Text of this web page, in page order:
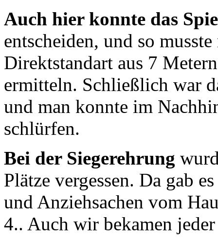
Auch hier konnte das
entscheiden, und so
Direktstandart aus 7
ermitteln. Schließlich war
und man konnte im
schlürfen.
Bei der Siegerehrung
Plätze vergessen. Da gab
und Anziehsachen vom
4.. Auch wir bekamen